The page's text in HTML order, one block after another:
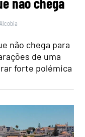
não chega para
de uma
forte polémica